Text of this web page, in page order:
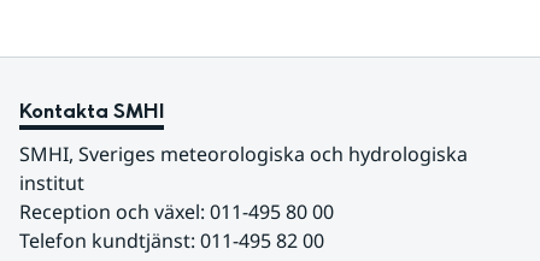
Kontakta SMHI
SMHI, Sveriges meteorologiska och hydrologiska
institut
Reception och växel: 011-495 80 00
Telefon kundtjänst: 011-495 82 00